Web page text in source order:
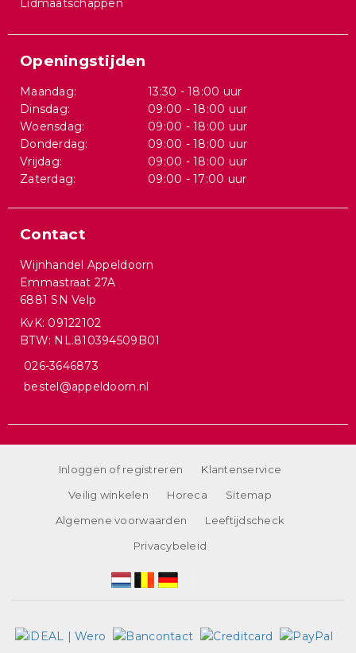
Lidmaatschappen
Openingstijden
Maandag:
13:30 - 18:00 uur
Dinsdag:
09:00 - 18:00 uur
Woensdag:
09:00 - 18:00 uur
Donderdag:
09:00 - 18:00 uur
Vrijdag:
09:00 - 18:00 uur
Zaterdag:
09:00 - 17:00 uur
Contact
Wijnhandel Appeldoorn
Emmastraat 27A
6881 SN Velp
KvK: 09122102
BTW: NL.810394509B01
026-3646873
bestel@appeldoorn.nl
Inloggen of registreren
Klantenservice
Veilig winkelen
Horeca
Sitemap
Algemene voorwaarden
Leeftijdscheck
Privacybeleid